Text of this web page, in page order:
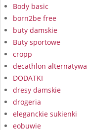
Body basic
born2be free
buty damskie
Buty sportowe
cropp
decathlon alternatywa
DODATKI
dresy damskie
drogeria
eleganckie sukienki
eobuwie